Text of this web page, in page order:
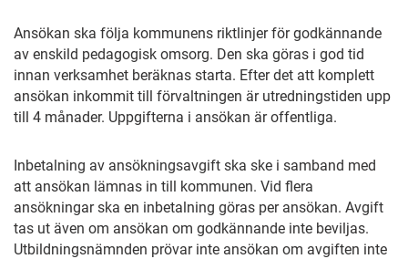
Ansökan ska följa kommunens riktlinjer för godkännande
av enskild pedagogisk omsorg. Den ska göras i god tid
innan verksamhet beräknas starta. Efter det att komplett
ansökan inkommit till förvaltningen är utredningstiden upp
till 4 månader. Uppgifterna i ansökan är offentliga.
Inbetalning av ansökningsavgift ska ske i samband med
att ansökan lämnas in till kommunen. Vid flera
ansökningar ska en inbetalning göras per ansökan. Avgift
tas ut även om ansökan om godkännande inte beviljas.
Utbildningsnämnden prövar inte ansökan om avgiften inte